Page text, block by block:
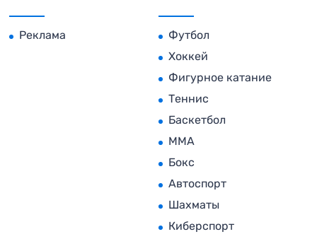
Реклама
Футбол
Хоккей
Фигурное катание
Теннис
Баскетбол
MMA
Бокс
Автоспорт
Шахматы
Киберспорт